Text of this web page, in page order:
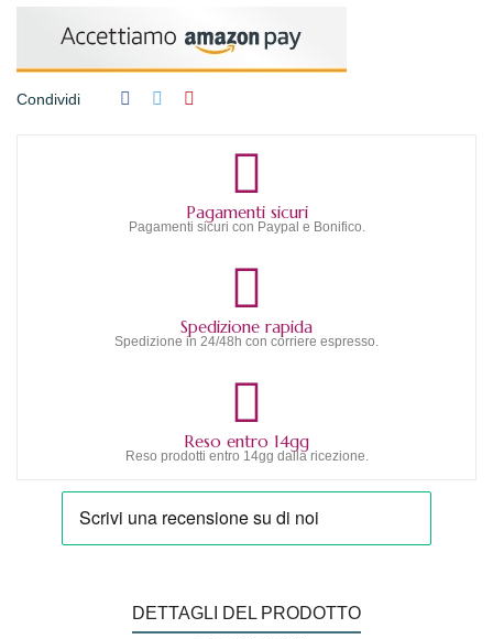
Condividi
Pagamenti sicuri
Pagamenti sicuri con Paypal e Bonifico.
Spedizione rapida
Spedizione in 24/48h con corriere espresso.
Reso entro 14gg
Reso prodotti entro 14gg dalla ricezione.
DETTAGLI DEL PRODOTTO